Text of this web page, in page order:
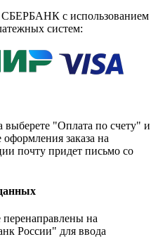
с использованием
систем:
выберете "Оплата по счету" и
заказа на
почту придет письмо со
на
России" для ввода